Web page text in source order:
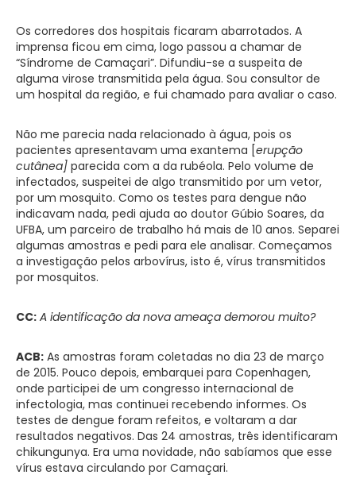
Os corredores dos hospitais ficaram abarrotados. A
imprensa ficou em cima, logo passou a chamar de
“Síndrome de Camaçari”. Difundiu-se a suspeita de
alguma virose transmitida pela água. Sou consultor de
um hospital da região, e fui chamado para avaliar o caso.
Não me parecia nada relacionado à água, pois os
pacientes apresentavam uma exantema [erupção
cutânea] parecida com a da rubéola. Pelo volume de
infectados, suspeitei de algo transmitido por um vetor,
por um mosquito. Como os testes para dengue não
indicavam nada, pedi ajuda ao doutor Gúbio Soares, da
UFBA, um parceiro de trabalho há mais de 10 anos. Separei
algumas amostras e pedi para ele analisar. Começamos
a investigação pelos arbovírus, isto é, vírus transmitidos
por mosquitos.
CC: A identificação da nova ameaça demorou muito?
ACB: As amostras foram coletadas no dia 23 de março
de 2015. Pouco depois, embarquei para Copenhagen,
onde participei de um congresso internacional de
infectologia, mas continuei recebendo informes. Os
testes de dengue foram refeitos, e voltaram a dar
resultados negativos. Das 24 amostras, três identificaram
chikungunya. Era uma novidade, não sabíamos que esse
vírus estava circulando por Camaçari.